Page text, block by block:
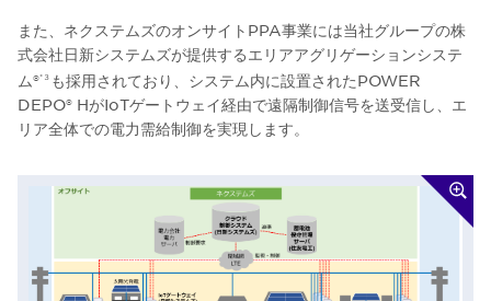
また、ネクステムズのオンサイトPPA事業には当社グループの株
式会社日新システムズが提供するエリアアグリゲーションシステ
ム®*３ も採用されており、システム内に設置されたPOWER
DEPO® HがIoTゲートウェイ経由で遠隔制御信号を送受信し、エ
リア全体での電力需給制御を実現します。